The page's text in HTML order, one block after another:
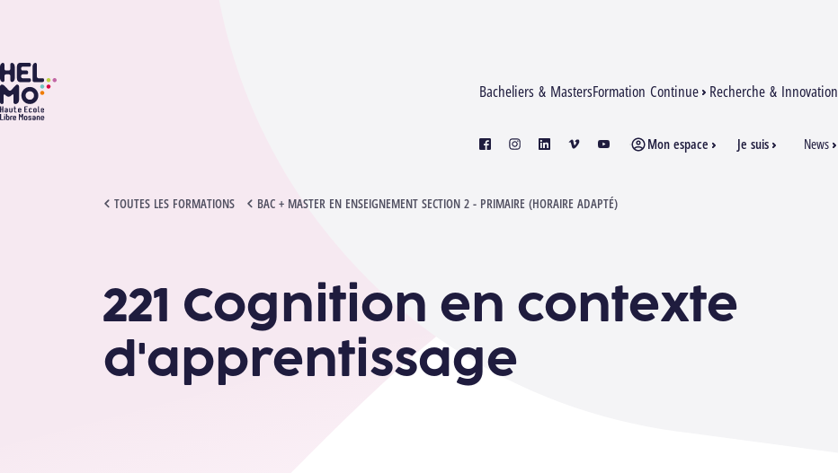
HELMo
Bacheliers & MastersFormation Continue Recherche & Innovation
Mon espace Je suis News
facebookinstagramlinkedinvimeo youtube
TOUTES LES FORMATIONS BAC + MASTER EN ENSEIGNEMENT SECTION 2 - PRIMAIRE (HORAIRE ADAPTÉ)
221 COGNITION EN CONTEXTE D'APPRENTISSAGE
221 Cognition en contexte
d'apprentissage